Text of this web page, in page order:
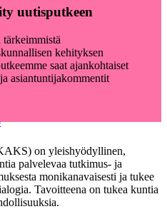
uutisputkeen
kehityksen
saat ajankohtaiset
asiantuntijakommentit
on yleishyödyllinen,
palvelevaa tutkimus- ja
monikanavaisesti ja tukee
Tavoitteena on tukea kuntia